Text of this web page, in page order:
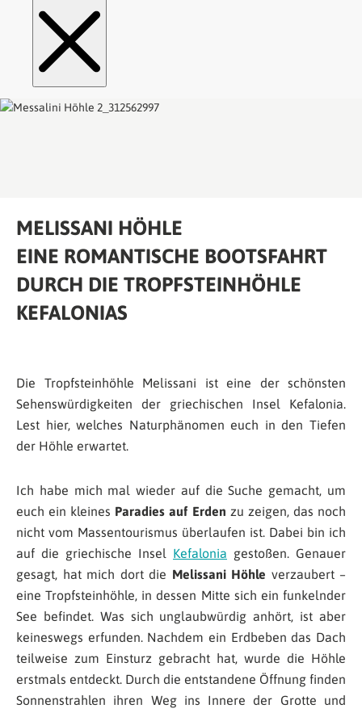
MELISSANI HÖHLE
EINE ROMANTISCHE BOOTSFAHRT
DURCH DIE TROPFSTEINHÖHLE
KEFALONIAS
Die Tropfsteinhöhle Melissani ist eine der schönsten
Sehenswürdigkeiten der griechischen Insel Kefalonia.
Lest hier, welches Naturphänomen euch in den Tiefen
der Höhle erwartet.
Ich habe mich mal wieder auf die Suche gemacht, um
euch ein kleines Paradies auf Erden zu zeigen, das noch
nicht vom Massentourismus überlaufen ist. Dabei bin ich
auf die griechische Insel Kefalonia gestoßen. Genauer
gesagt, hat mich dort die Melissani Höhle verzaubert –
eine Tropfsteinhöhle, in dessen Mitte sich ein funkelnder
See befindet. Was sich unglaubwürdig anhört, ist aber
keineswegs erfunden. Nachdem ein Erdbeben das Dach
teilweise zum Einsturz gebracht hat, wurde die Höhle
erstmals entdeckt. Durch die entstandene Öffnung finden
Sonnenstrahlen ihren Weg ins Innere der Grotte und